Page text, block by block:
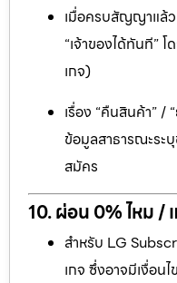
เมื่อครบสัญญาแล้
“เจ้าของได้ทันที”
เกจ)
เรื่อง “คืนสินค้า” /
ข้อมูลสาธารณะระ
สมัคร
10. ผ่อน 0% ไหม /
สำหรับ LG
เกจ ซึ่งอาจมีเงื่อน